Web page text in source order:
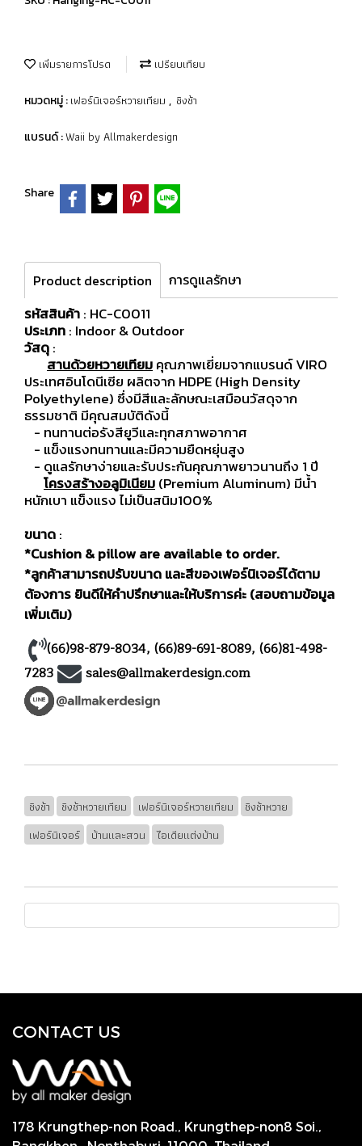
เพิ่มรายการโปรด เปรียบเทียบ
หมวดหมู่ :เฟอร์นิเจอร์หวายเทียม , ชิงช้า
แบรนด์ :Waii by Allmakerdesign
Share
Product description การดูแลรักษา
รหัสสินค้า: HC-C0011
ประเภท: Indoor & Outdoor
วัสดุ:
สานด้วยหวายเทียมคุณภาพเยี่ยมจากแบรนด์ VIRO
ประเทศอินโดนีเซีย ผลิตจาก HDPE (High Density
Polyethylene) ซึ่งมีสีและลักษณะเสมือนวัสดุจาก
ธรรมชาติ มีคุณสมบัติดังนี้
- ทนทานต่อรังสียูวีและทุกสภาพอากาศ
- แข็งแรงทนทานและมีความยืดหยุ่นสูง
- ดูแลรักษาง่ายและรับประกันคุณภาพยาวนานถึง 1 ปี
โครงสร้างอลูมิเนียม(Premium Aluminum) มีน้ำ
หนักเบา แข็งแรง ไม่เป็นสนิม100%
ขนาด:
*Cushion & pillow are available to order.
*ลูกค้าสามารถปรับขนาด และสีของเฟอร์นิเจอร์ได้ตาม
ต้องการ ยินดีให้คำปรึกษาและให้บริการค่ะ (สอบถามข้อมูล
เพิ่มเติม)
(66)98-879-8034, (66)89-691-8089, (66)81-498-
7283
sales@allmakerdesign.com
ชิงช้า ชิงช้าหวายเทียม เฟอร์นิเจอร์หวายเทียม
ชิงช้าหวาย
เฟอร์นิเจอร์
บ้านและสวน ไอเดียแต่งบ้าน
CONTACT US
178 Krungthep-non Road., Krungthep-non8 Soi.,